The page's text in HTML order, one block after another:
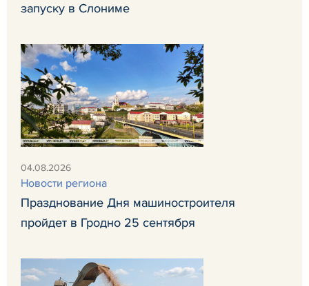
запуску в Слониме
04.08.2026
Новости региона
Празднование Дня машиностроителя
пройдет в Гродно 25 сентября